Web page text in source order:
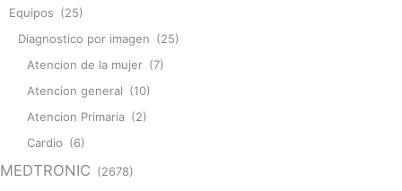
Equipos (25)
Diagnostico por imagen (25)
Atencion de la mujer (7)
Atencion general (10)
Atencion Primaria (2)
Cardio (6)
MEDTRONIC (2678)